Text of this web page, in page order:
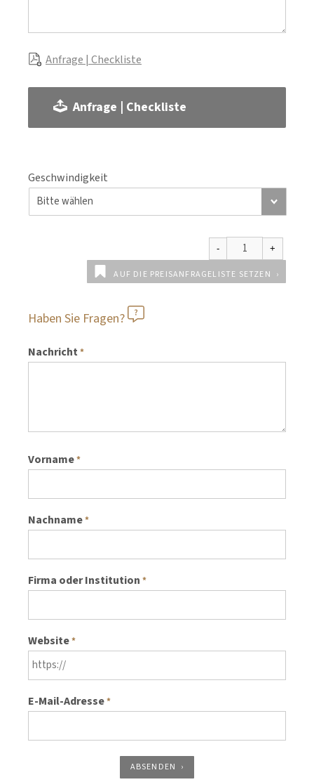
Anfrage | Checkliste
Anfrage | Checkliste
Geschwindigkeit
AUF DIE PREISANFRAGELISTE SETZEN
Haben Sie Fragen?
Nachricht*
Vorname*
Nachname*
Firma oder Institution *
Website*
E-Mail-Adresse*
ABSENDEN